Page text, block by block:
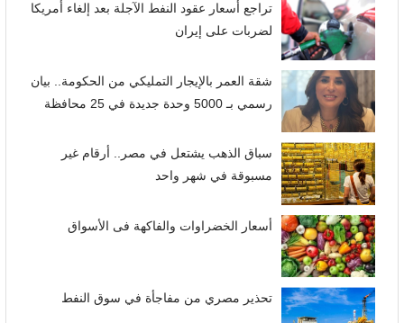
تراجع أسعار عقود النفط الآجلة بعد إلغاء أمريكا
لضربات على إيران
شقة العمر بالإيجار التمليكي من الحكومة.. بيان
رسمي بـ 5000 وحدة جديدة في 25 محافظة
سباق الذهب يشتعل في مصر.. أرقام غير
مسبوقة في شهر واحد
أسعار الخضراوات والفاكهة فى الأسواق
تحذير مصري من مفاجأة في سوق النفط